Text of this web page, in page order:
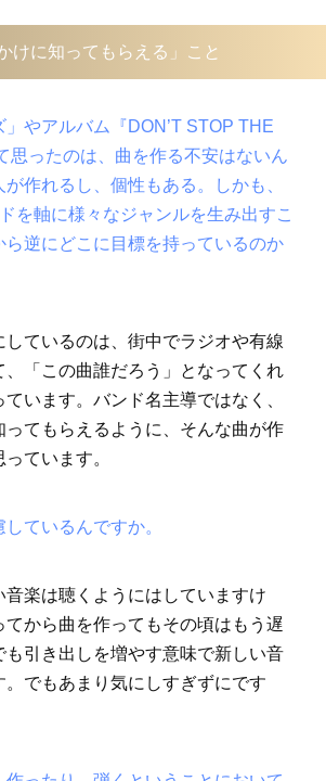
けに知ってもらえる」こと
やアルバム『DON’T STOP THE
思ったのは、曲を作る不安はないん
作れるし、個性もある。しかも、
を軸に様々なジャンルを生み出すこ
ら逆にどこに目標を持っているのか
しているのは、街中でラジオや有線
、「この曲誰だろう」となってくれ
います。バンド名主導ではなく、
ってもらえるように、そんな曲が作
ています。
ているんですか。
音楽は聴くようにはしていますけ
てから曲を作ってもその頃はもう遅
も引き出しを増やす意味で新しい音
。でもあまり気にしすぎずにです